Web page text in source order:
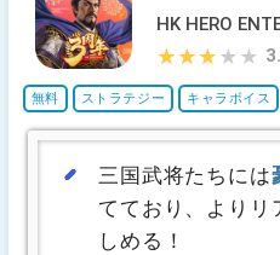
HK HERO
無料 ストラテジー キャラボイス
★★★★★
★★★★★
三国武将たちには
てており、よりリ
しめる！